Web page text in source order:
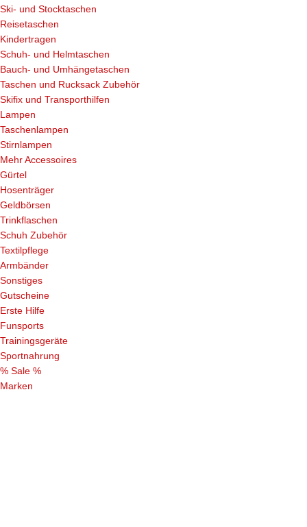
Ski- und Stocktaschen
Reisetaschen
Kindertragen
Schuh- und Helmtaschen
Bauch- und Umhängetaschen
Taschen und Rucksack Zubehör
Skifix und Transporthilfen
Lampen
Taschenlampen
Stirnlampen
Mehr Accessoires
Gürtel
Hosenträger
Geldbörsen
Trinkflaschen
Schuh Zubehör
Textilpflege
Armbänder
Sonstiges
Gutscheine
Erste Hilfe
Funsports
Trainingsgeräte
Sportnahrung
% Sale %
Marken